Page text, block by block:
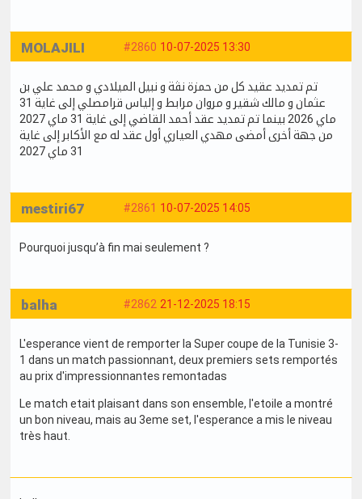
#2860 10-07-2025 13:30
MOLAJILI
تم تمديد عقيد كل من حمزة نڤة و نبيل الميلادي و محمد علي بن
عثمان و مالك شقير و مروان مرابط و إلياس قرامصلي إلى غاية 31
ماي 2026 بينما تم تمديد عقد أحمد القاضي إلى غاية 31 ماي 2027
من جهة أخرى أمضى مهدي العياري أول عقد له مع الأكابر إلى غاية
31 ماي 2027
#2861 10-07-2025 14:05
mestiri67
Pourquoi jusqu’à fin mai seulement ?
#2862 21-12-2025 18:15
balha
L'esperance vient de remporter la Super coupe de la Tunisie 3-
1 dans un match passionnant, deux premiers sets remportés
au prix d'impressionnantes remontadas
Le match etait plaisant dans son ensemble, l'etoile a montré
un bon niveau, mais au 3eme set, l'esperance a mis le niveau
très haut.